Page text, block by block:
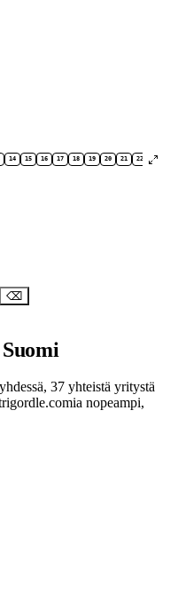
14 15 16 17 18 19 20 21 22 23
⌫
37 yhteistä yritystä
nopeampi,